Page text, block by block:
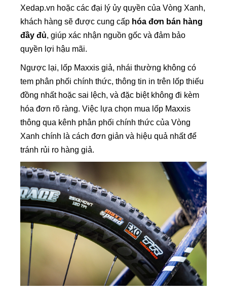
Xedap.vn hoặc các đại lý ủy quyền của Vòng Xanh,
khách hàng sẽ được cung cấp hóa đơn bán hàng
đầy đủ, giúp xác nhận nguồn gốc và đảm bảo
quyền lợi hậu mãi.
Ngược lại, lốp Maxxis giả, nhái thường không có
tem phân phối chính thức, thông tin in trên lốp thiếu
đồng nhất hoặc sai lệch, và đặc biệt không đi kèm
hóa đơn rõ ràng. Việc lựa chọn mua lốp Maxxis
thông qua kênh phân phối chính thức của Vòng
Xanh chính là cách đơn giản và hiệu quả nhất để
tránh rủi ro hàng giả.